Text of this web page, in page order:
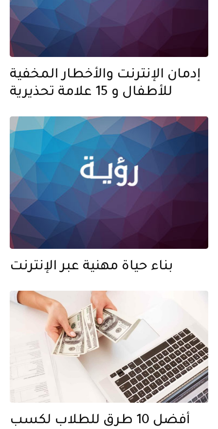
إدمان الإنترنت والأخطار المخفية
للأطفال و 15 علامة تحذيرية
بناء حياة مهنية عبر الإنترنت
أفضل 10 طرق للطلاب لكسب